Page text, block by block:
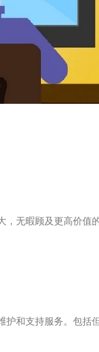
，无暇顾及更高价值
和支持服务。包